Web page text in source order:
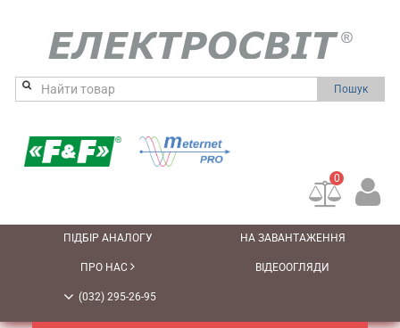
Пошук
0
ПІДБІР АНАЛОГУ НА ЗАВАНТАЖЕННЯ
ПРО НАС ВІДЕООГЛЯДИ
(032) 295-26-95